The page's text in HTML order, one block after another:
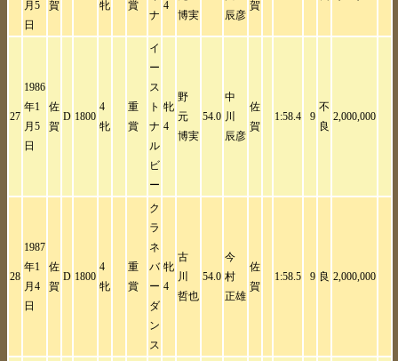
月5
日
賀
牝
賞
ナ
4
博実
辰彦
賀
27
1986
年1
月5
日
佐
賀
D 1800
4
牝
重
賞
イ
ー
ス
ト
ナ
ル
ビ
ー
牝
4
野
元
博実
54.0
中
川
辰彦
佐
賀
1:58.4 9
不
良
2,000,000
28
1987
年1
月4
日
佐
賀
D 1800
4
牝
重
賞
ク
ラ
ネ
バ
ー
ダ
ン
ス
牝
4
古
川
哲也
54.0
今
村
正雄
佐
賀
1:58.5 9 良 2,000,000